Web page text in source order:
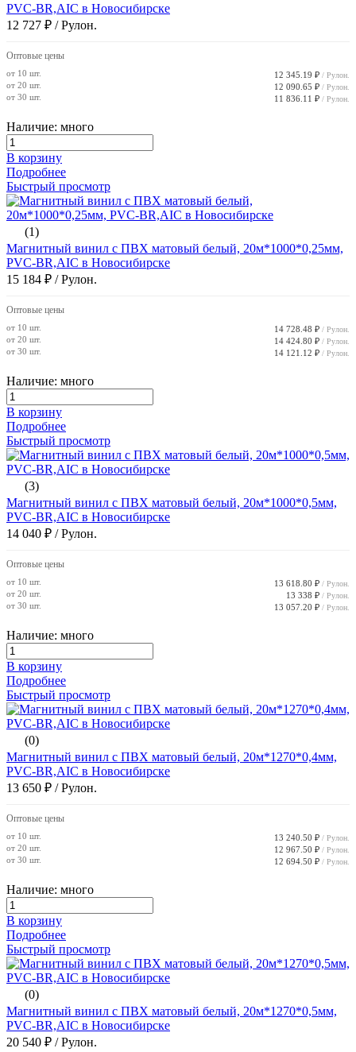
PVC-BR,AIC в Новосибирске
12 727 ₽ / Рулон.
Оптовые цены
от 10 шт. 12 345.19 ₽ / Рулон.
от 20 шт. 12 090.65 ₽ / Рулон.
от 30 шт. 11 836.11 ₽ / Рулон.
Наличие: много
В корзину
Подробнее
Быстрый просмотр
(1)
Магнитный винил с ПВХ матовый белый, 20м*1000*0,25мм,
PVC-BR,AIC в Новосибирске
15 184 ₽ / Рулон.
Оптовые цены
от 10 шт. 14 728.48 ₽ / Рулон.
от 20 шт. 14 424.80 ₽ / Рулон.
от 30 шт. 14 121.12 ₽ / Рулон.
Наличие: много
В корзину
Подробнее
Быстрый просмотр
(3)
Магнитный винил с ПВХ матовый белый, 20м*1000*0,5мм,
PVC-BR,AIC в Новосибирске
14 040 ₽ / Рулон.
Оптовые цены
от 10 шт. 13 618.80 ₽ / Рулон.
от 20 шт. 13 338 ₽ / Рулон.
от 30 шт. 13 057.20 ₽ / Рулон.
Наличие: много
В корзину
Подробнее
Быстрый просмотр
(0)
Магнитный винил с ПВХ матовый белый, 20м*1270*0,4мм,
PVC-BR,AIC в Новосибирске
13 650 ₽ / Рулон.
Оптовые цены
от 10 шт. 13 240.50 ₽ / Рулон.
от 20 шт. 12 967.50 ₽ / Рулон.
от 30 шт. 12 694.50 ₽ / Рулон.
Наличие: много
В корзину
Подробнее
Быстрый просмотр
(0)
Магнитный винил с ПВХ матовый белый, 20м*1270*0,5мм,
PVC-BR,AIC в Новосибирске
20 540 ₽ / Рулон.